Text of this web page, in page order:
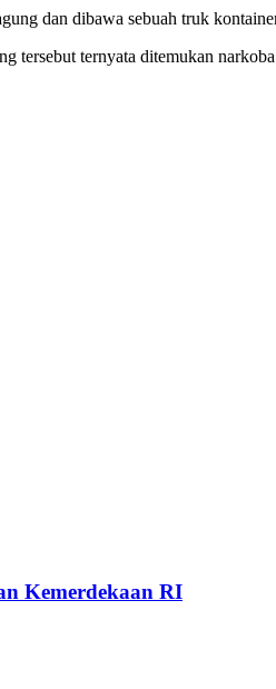
dan dibawa sebuah truk
tersebut ternyata ditemukan
Kemerdekaan RI